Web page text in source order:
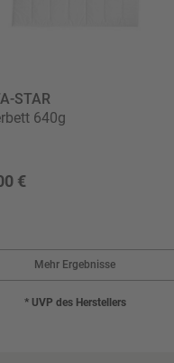
STAR
640g
€
Mehr Ergebnisse
* UVP des Herstellers